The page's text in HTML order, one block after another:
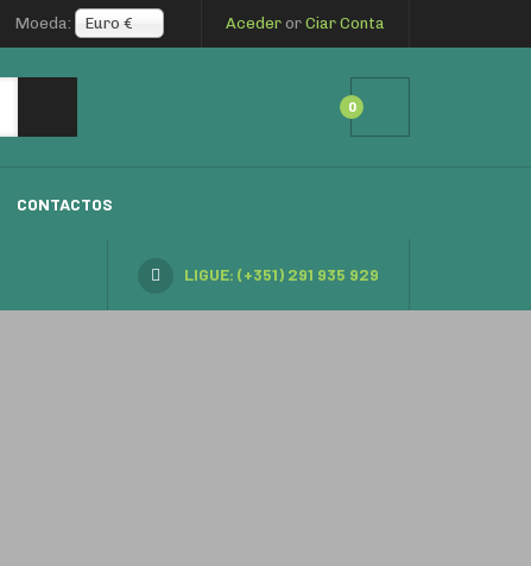
Acederor Ciar Conta
Moeda: Euro €
0
CONTACTOS
LIGUE: (+351) 291 935 929